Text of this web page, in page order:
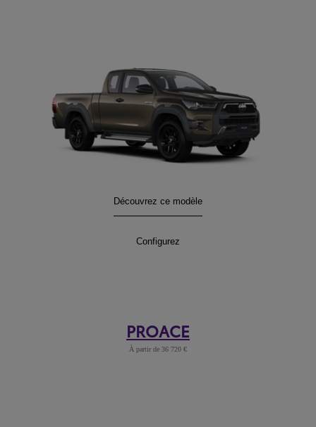
HILUX:
Découvrez ce modèle
HILUX:
Configurez
PROACE
À partir de 36 720 €